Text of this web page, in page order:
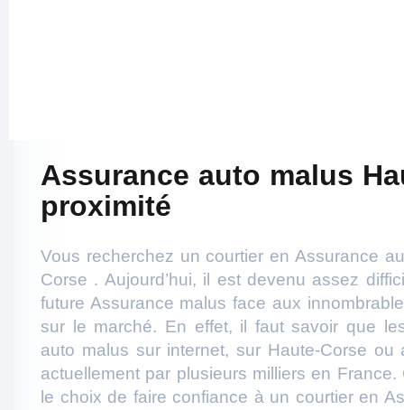
Assurance auto malus
proximité
Vous recherchez un courtier en Assurance
Corse . Aujourd’hui, il est devenu assez
future Assurance malus face aux
sur le marché. En effet, il faut savoir que
auto malus sur internet, sur Haute-Corse ou
actuellement par plusieurs milliers en France.
le choix de faire confiance à un courtier en